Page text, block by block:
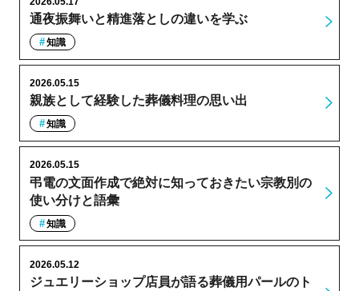
通夜振舞いと精進落としの違いを学ぶ
知識
親族として経験した葬儀料理の思い出
2026.05.15
知識
弔電の文面作成で絶対に知っておきたい宗教別の
使い分けと語彙
2026.05.15
知識
ジュエリーショップ店員が語る葬儀用パールのト
2026.05.12